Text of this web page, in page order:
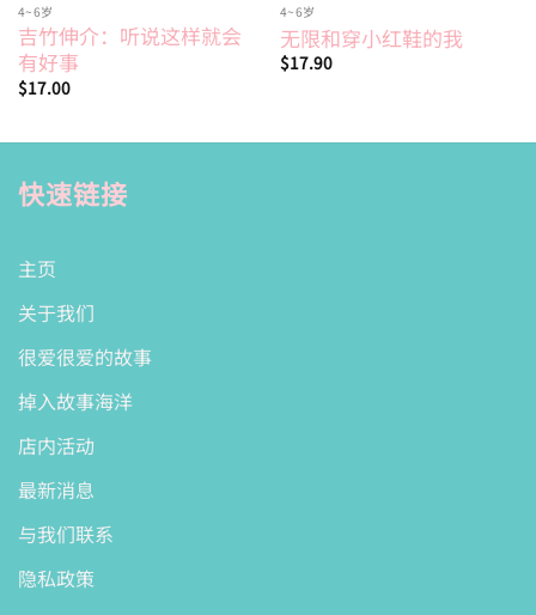
4~6岁
吉竹伸介：听说这样就会
有好事
$17.00
4~6岁
无限和穿小红鞋的我
$17.90
快速链接
主页
关于我们
很爱很爱的故事
掉入故事海洋
店内活动
最新消息
与我们联系
隐私政策